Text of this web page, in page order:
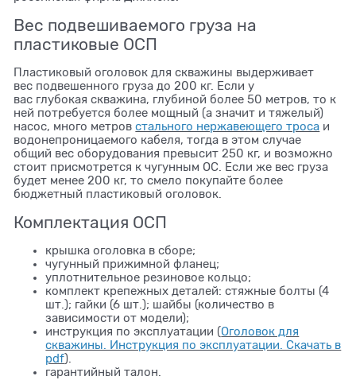
Вес подвешиваемого груза на
пластиковые ОСП
Пластиковый оголовок для скважины выдерживает
вес подвешенного груза до 200 кг. Если у
вас глубокая скважина, глубиной более 50 метров, то к
ней потребуется более мощный (а значит и тяжелый)
насос, много метровстального нержавеющего троса и
водонепроницаемого кабеля, тогда в этом случае
общий вес оборудования превысит 250 кг, и возможно
стоит присмотрется к чугунным ОС. Если же вес груза
будет менее 200 кг, то смело покупайте более
бюджетный пластиковый оголовок.
Комплектация ОСП
крышка оголовка в сборе;
чугунный прижимной фланец;
уплотнительное резиновое кольцо;
комплект крепежных деталей: стяжные болты (4
шт.); гайки (6 шт.); шайбы (количество в
зависимости от модели);
инструкция по эксплуатации (Оголовок для
скважины. Инструкция по эксплуатации. Скачать в
pdf).
гарантийный талон.